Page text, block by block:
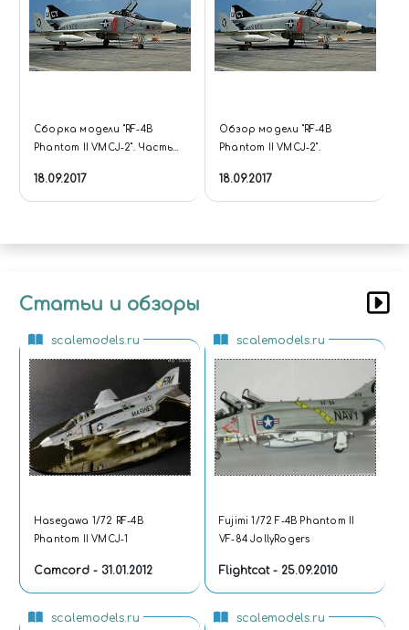
Сборка модели "RF-4B
Phantom II VMCJ-2". Часть
18.09.2017
Обзор модели "RF-4B
Phantom II VMCJ-2".
18.09.2017
Статьи и обзоры
scalemodels.ru
Hasegawa 1/72 RF-4B
Phantom II VMCJ-1
Camcord - 31.01.2012
scalemodels.ru
Fujimi 1/72 F-4B Phantom II
VF-84 JollyRogers
Flightcat - 25.09.2010
scalemodels.ru scalemodels.ru